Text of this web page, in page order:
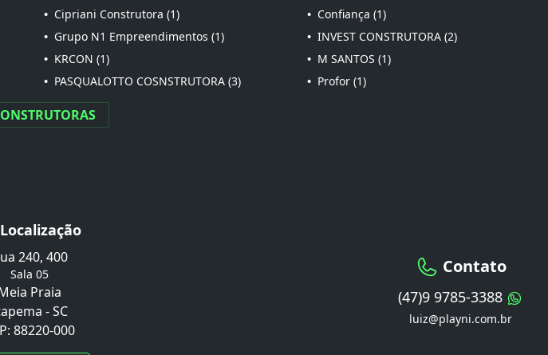
• Cipriani Construtora (1) • Confiança (1)
• Grupo N1 Empreendimentos (1) • INVEST CONSTRUTORA (2)
• KRCON (1) • M SANTOS (1)
• PASQUALOTTO COSNSTRUTORA (3) • Profor (1)
Localização
240, 400
Sala 05
Praia
- SC
88220-000
Contato
(47)9 9785-3388
luiz@playni.com.br